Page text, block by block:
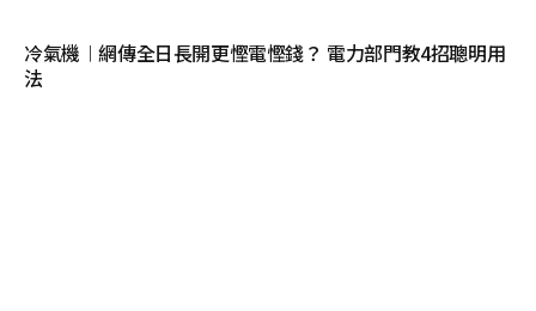
冷氣機︱網傳全日長開更慳電慳錢？ 電力部門教4招聰明用
法